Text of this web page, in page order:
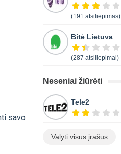
savo
(191 atsiliepimas)
Bitė Lietuva
(287 atsiliepimai)
Neseniai žiūrėti
Tele2
Valyti visus įrašus